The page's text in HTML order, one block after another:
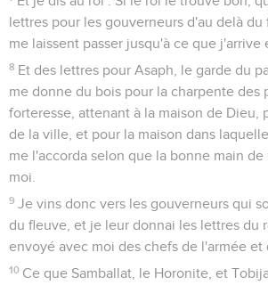
lettres pour les gouverneurs d'au delà du
me laissent passer jusqu'à ce que j'arrive
8 Et des lettres pour Asaph, le garde du
me donne du bois pour la charpente des
forteresse, attenant à la maison de Dieu,
de la ville, et pour la maison dans
me l'accorda selon que la bonne main
moi.
9 Je vins donc vers les gouverneurs qui
du fleuve, et je leur donnai les lettres du
envoyé avec moi des chefs de l'armée et
10 Ce que Samballat, le Horonite, et